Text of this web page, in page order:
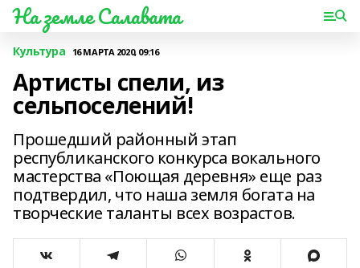
На земле Салавата
Культура 16 МАРТА 2020, 09:16
Артисты спели, из
сельпоселений!
Прошедший районный этап
республиканского конкурса вокального
мастерства «Поющая деревня» еще раз
подтвердил, что наша земля богата на
творческие таланты всех возрастов.